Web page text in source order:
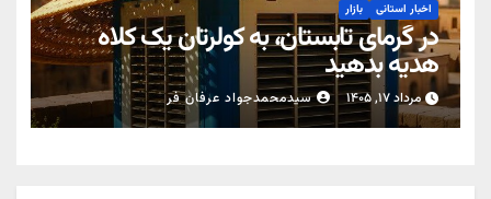
اخبار استانی بازار
در گرمای تابستان، به کولرتان یک کلاه
هدیه بدهید
مرداد ۱۷, ۱۴۰۵ سیدمحمدجواد عرفان فر